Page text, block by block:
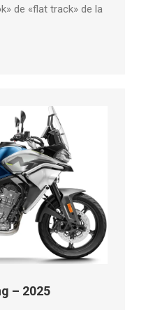
de «flat track» de la
– 2025